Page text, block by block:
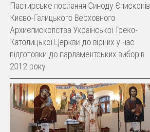
Пастирське послання Синоду Єпископів
Києво-Галицького Верховного
Архиєпископства Української Греко-
Католицької Церкви до вірних у час
підготовки до парламентських виборів
2012 року